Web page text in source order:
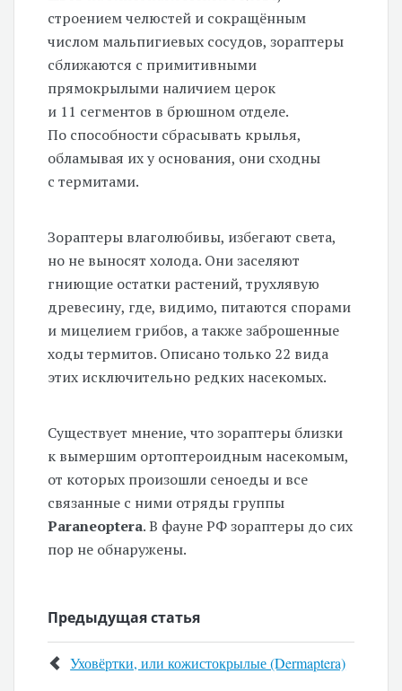
строением челюстей и сокращённым
числом мальпигиевых сосудов, зораптеры
сближаются с примитивными
прямокрылыми наличием церок
и 11 сегментов в брюшном отделе.
По способности сбрасывать крылья,
обламывая их у основания, они сходны
с термитами.
Зораптеры влаголюбивы, избегают света,
но не выносят холода. Они заселяют
гниющие остатки растений, трухлявую
древесину, где, видимо, питаются спорами
и мицелием грибов, а также заброшенные
ходы термитов. Описано только 22 вида
этих исключительно редких насекомых.
Существует мнение, что зораптеры близки
к вымершим ортоптероидным насекомым,
от которых произошли сеноеды и все
связанные с ними отряды группы
Paraneoptera. В фауне РФ зораптеры до сих
пор не обнаружены.
Предыдущая статья
Уховёртки, или кожистокрылые (Dermaptera)